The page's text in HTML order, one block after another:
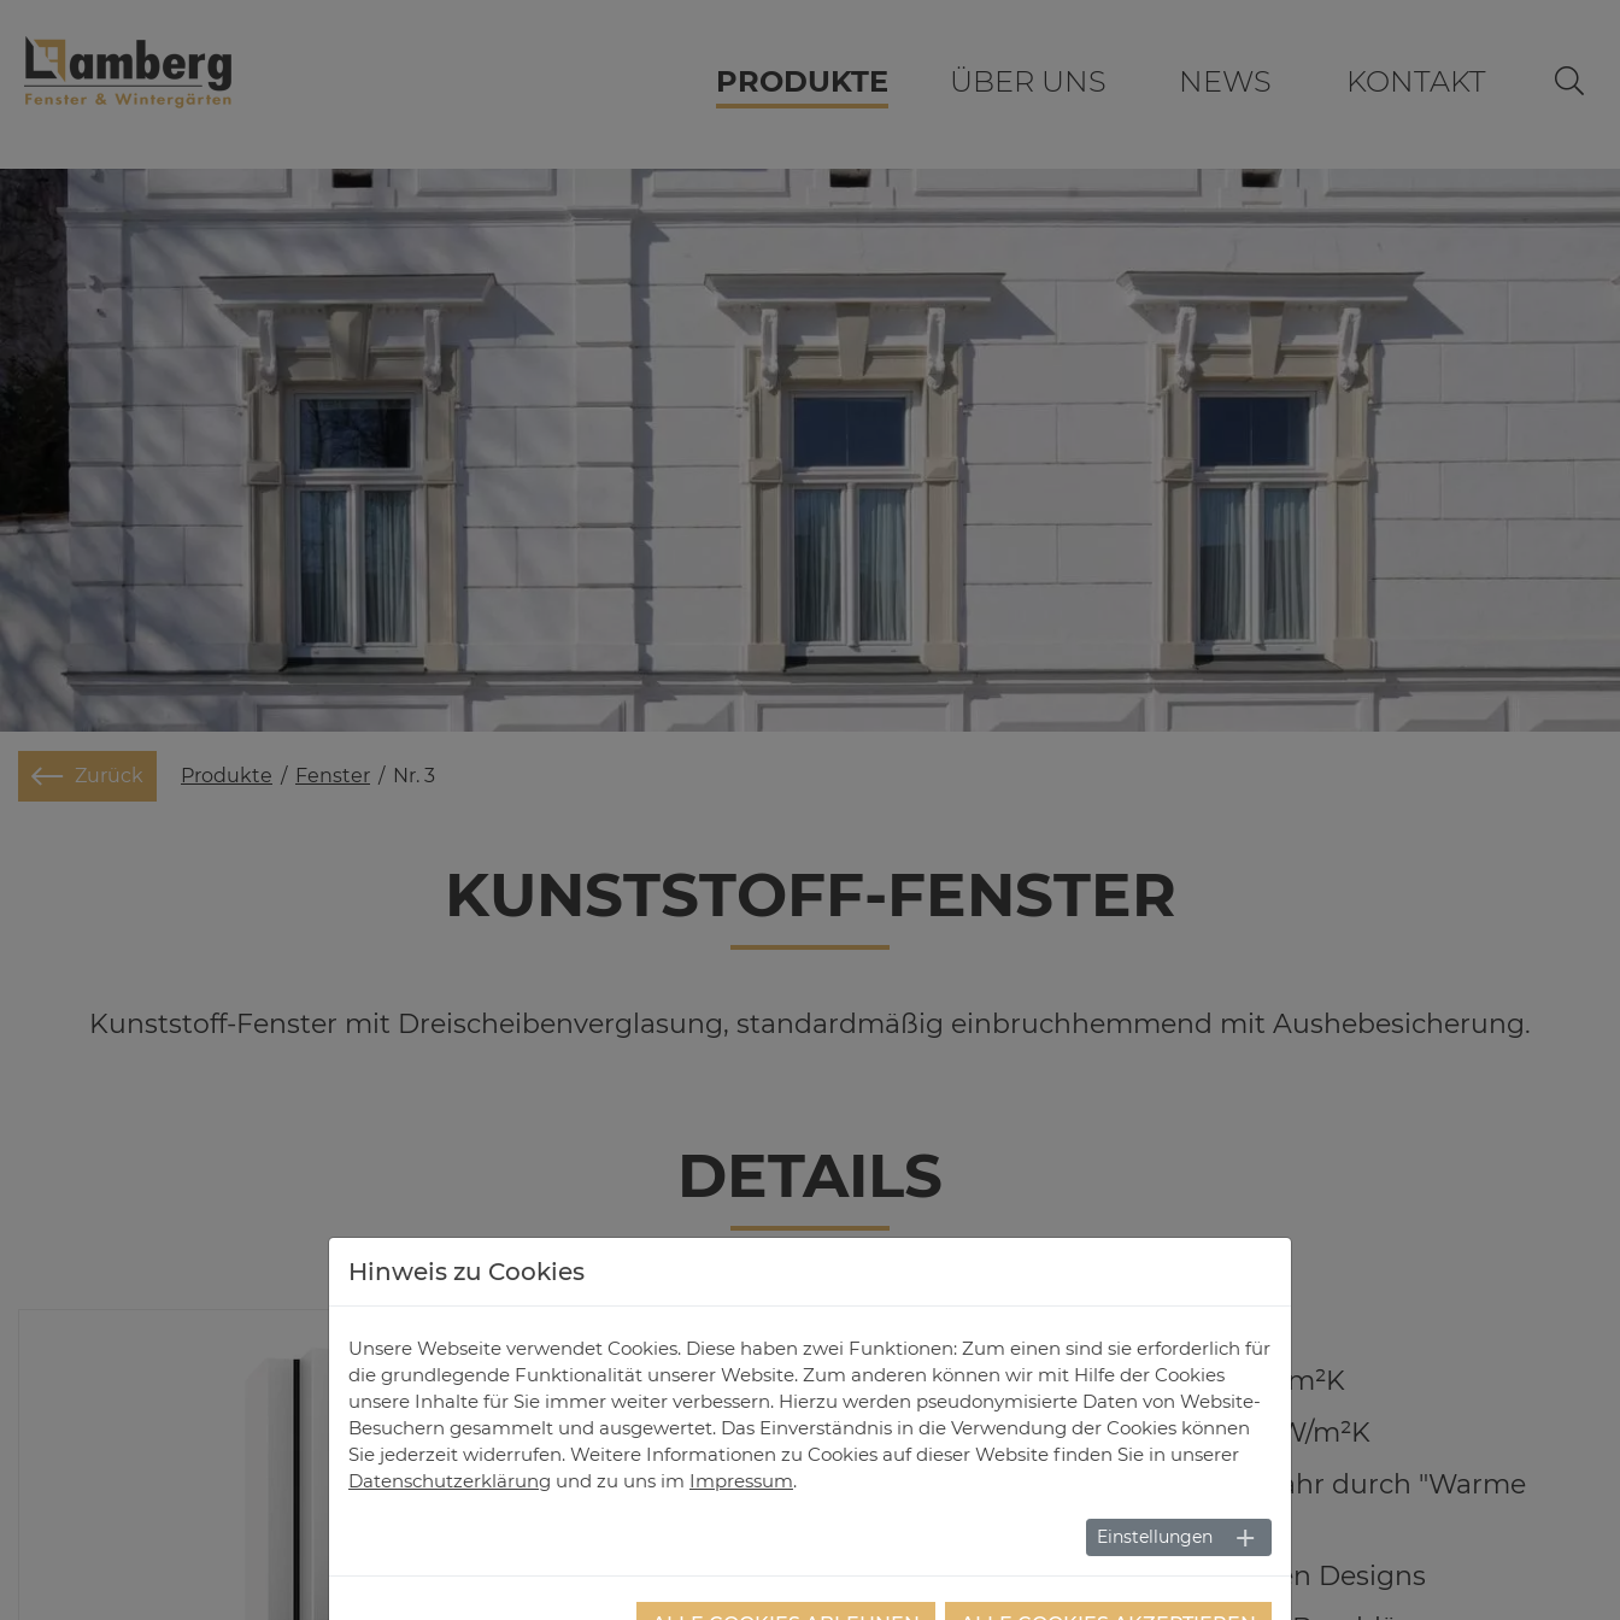
PRODUKTE ÜBER UNS NEWS KONTAKT
Zurück Produkte / Fenster / Nr. 3
KUNST­STOFF-FENS­TER
Kunststoff-Fenster mit Dreischeibenverglasung, standardmäßig einbruchhemmend mit Aushebesicherung.
DE­TAILS
Dreifachverglasung Ug= 0,5 W/m²K
Passivhaustauglich UW= 0,78 W/m²K
Reduzierte Kondenswassergefahr durch "Warme
Elegante Optik in verschiedenen Designs
Hinweis zu Cookies
Unsere Webseite verwendet Cookies. Diese haben zwei Funktionen: Zum einen sind sie erforderlich für
die grundlegende Funktionalität unserer Website. Zum anderen können wir mit Hilfe der Cookies
unsere Inhalte für Sie immer weiter verbessern. Hierzu werden pseudonymisierte Daten von Website-
Besuchern gesammelt und ausgewertet. Das Einverständnis in die Verwendung der Cookies können
Sie jederzeit widerrufen. Weitere Informationen zu Cookies auf dieser Website finden Sie in unserer
Datenschutzerklärung und zu uns im Impressum.
Einstellungen